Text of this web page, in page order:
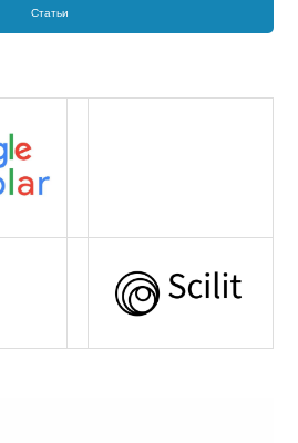
Статьи